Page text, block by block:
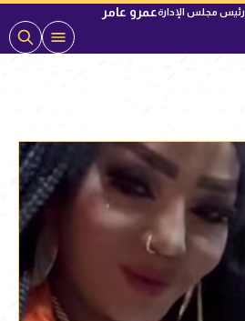
رئيس مجلس الإدارةعمرو عامر